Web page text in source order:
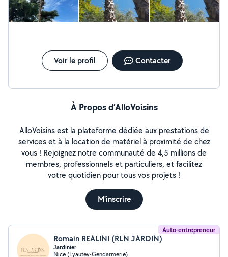
Voir le profil Contacter
À Propos d’AlloVoisins
AlloVoisins est la plateforme dédiée aux prestations de
services et à la location de matériel à proximité de chez
vous ! Rejoignez notre communauté de 4,5 millions de
membres, professionnels et particuliers, et facilitez
votre quotidien pour tous vos projets !
M'inscrire
Auto-entrepreneur
Romain REALINI (RLN JARDIN)
Jardinier
Nice (Lyautey-Gendarmerie)